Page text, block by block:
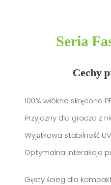
Seria
Cechy
100% włókno skręcone
Przyjazny dla gracza z
Wyjątkowa stabilność
Optymalna interakcja
Gęsty ścieg dla